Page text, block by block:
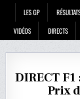
LES GP
VIDÉOS
DIRECTS
DIRECT
Prix